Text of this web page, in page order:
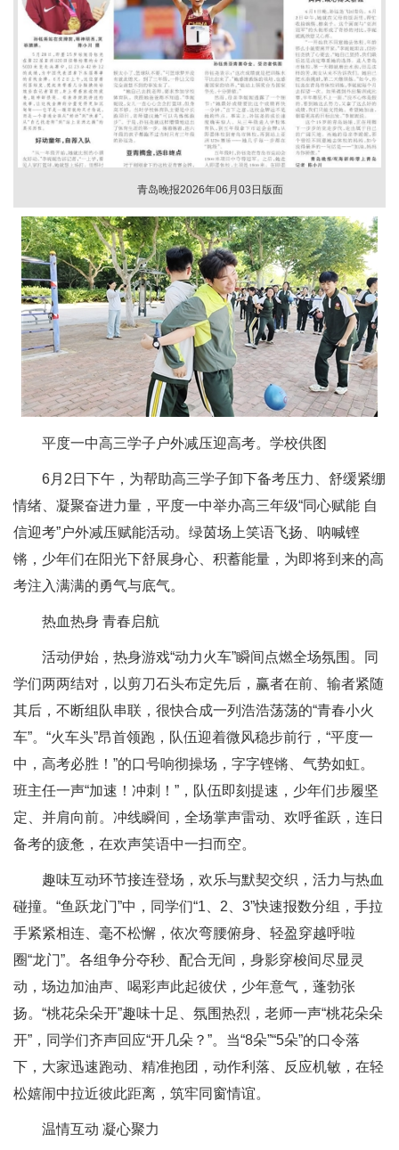
青岛晚报2026年06月03日版面
平度一中高三学子户外减压迎高考。学校供图
6月2日下午，为帮助高三学子卸下备考压力、舒缓紧绷
情绪、凝聚奋进力量，平度一中举办高三年级“同心赋能 自
信迎考”户外减压赋能活动。绿茵场上笑语飞扬、呐喊铿
锵，少年们在阳光下舒展身心、积蓄能量，为即将到来的高
考注入满满的勇气与底气。
热血热身 青春启航
活动伊始，热身游戏“动力火车”瞬间点燃全场氛围。同
学们两两结对，以剪刀石头布定先后，赢者在前、输者紧随
其后，不断组队串联，很快合成一列浩浩荡荡的“青春小火
车”。“火车头”昂首领跑，队伍迎着微风稳步前行，“平度一
中，高考必胜！”的口号响彻操场，字字铿锵、气势如虹。
班主任一声“加速！冲刺！”，队伍即刻提速，少年们步履坚
定、并肩向前。冲线瞬间，全场掌声雷动、欢呼雀跃，连日
备考的疲惫，在欢声笑语中一扫而空。
趣味互动环节接连登场，欢乐与默契交织，活力与热血
碰撞。“鱼跃龙门”中，同学们“1、2、3”快速报数分组，手拉
手紧紧相连、毫不松懈，依次弯腰俯身、轻盈穿越呼啦
圈“龙门”。各组争分夺秒、配合无间，身影穿梭间尽显灵
动，场边加油声、喝彩声此起彼伏，少年意气，蓬勃张
扬。“桃花朵朵开”趣味十足、氛围热烈，老师一声“桃花朵朵
开”，同学们齐声回应“开几朵？”。当“8朵”“5朵”的口令落
下，大家迅速跑动、精准抱团，动作利落、反应机敏，在轻
松嬉闹中拉近彼此距离，筑牢同窗情谊。
温情互动 凝心聚力